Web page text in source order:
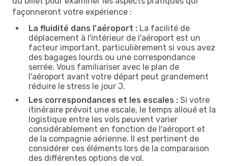
façonneront votre expérience :
La fluidité dans l'aéroport : La facilité de
déplacement à l'intérieur de l'aéroport est un
facteur important, particulièrement si vous avez
des bagages lourds ou une correspondance
serrée. Vous familiariser avec le plan de
l'aéroport avant votre départ peut grandement
réduire le stress le jour J.
Les correspondances et les escales : Si votre
itinéraire prévoit une escale, le temps alloué et la
logistique entre les vols peuvent varier
considérablement en fonction de l'aéroport et
de la compagnie aérienne. Il est pertinent de
considérer ces éléments lors de la comparaison
des différentes options de vol.